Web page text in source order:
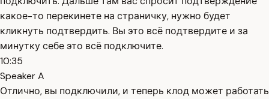
какое-то перекинете на страничку, нужно будет
кликнуть подтвердить. Вы это всё подтвердите и за
минутку себе это всё подключите.
10:35
Speaker A
Отлично, вы подключили, и теперь клод может работать